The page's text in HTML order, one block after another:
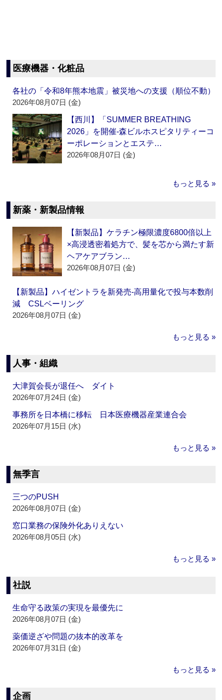
医療機器・化粧品
各社の「令和8年熊本地震」被災地への支援（順位不動）
2026年08月07日 (金)
【西川】「SUMMER BREATHING
2026」を開催‐森ビルホスピタリティーコ
ーポレーションとエステ…
2026年08月07日 (金)
もっと見る »
新薬・新製品情報
【新製品】ケラチン極限濃度6800倍以上
×高浸透密着処方で、髪を芯から満たす新
ヘアケアブラン…
2026年08月07日 (金)
【新製品】ハイゼントラを新発売‐高用量化で投与本数削
減 CSLベーリング
2026年08月07日 (金)
もっと見る »
人事・組織
大津賀会長が退任へ ダイト
2026年07月24日 (金)
事務所を日本橋に移転 日本医療機器産業連合会
2026年07月15日 (水)
もっと見る »
無季言
三つのPUSH
2026年08月07日 (金)
窓口業務の保険外化ありえない
2026年08月05日 (水)
もっと見る »
社説
生命守る政策の実現を最優先に
2026年08月07日 (金)
薬価逆ざや問題の抜本的改革を
2026年07月31日 (金)
もっと見る »
企画